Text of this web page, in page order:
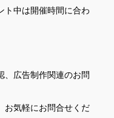
中は開催時間に合わ
、広告制作関連のお問
お気軽にお問合せくだ